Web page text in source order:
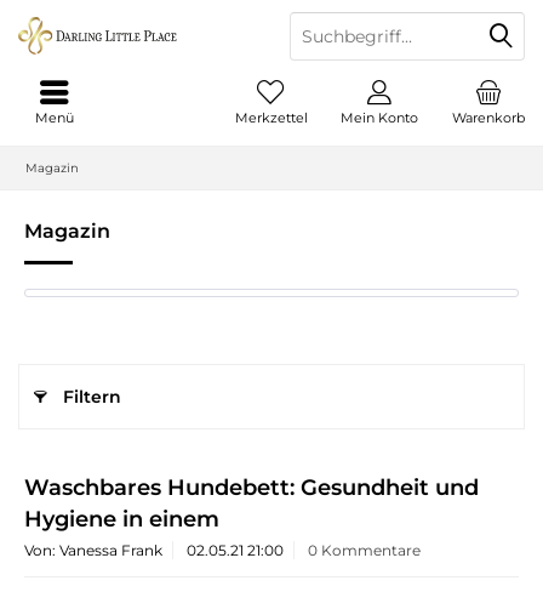
Menü Warenkorb
Merkzettel Mein Konto
Magazin
Magazin
Filtern
Waschbares Hundebett: Gesundheit und
Hygiene in einem
Von: Vanessa Frank 02.05.21 21:00 0 Kommentare